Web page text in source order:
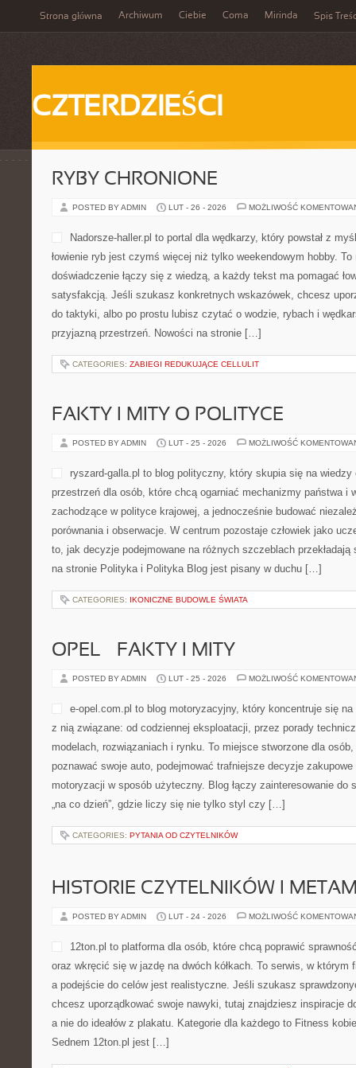
Strona główna Archiwum Ciebie Coma Mirinda Spis
CZTERDZIEŚCI
RYBY CHRONIONE
POSTED BY ADMIN LUT - 26 - 2026 MOŻLIWOŚĆ
Nadorsze-haller.pl to portal dla wędkarzy, który powstał z
łowienie ryb jest czymś więcej niż tylko weekendowym hobby.
doświadczenie łączy się z wiedzą, a każdy tekst ma pomagać
satysfakcją. Jeśli szukasz konkretnych wskazówek, chcesz
do taktyki, albo po prostu lubisz czytać o wodzie, rybach i
przyjazną przestrzeń. Nowości na stronie […]
CATEGORIES: ZABIEGI REDUKUJĄCE CELLULIT
FAKTY I MITY O POLITYCE
POSTED BY ADMIN LUT - 25 - 2026 MOŻLIWOŚĆ
ryszard-galla.pl to blog polityczny, który skupia się na wiedzy
przestrzeń dla osób, które chcą ogarniać mechanizmy państwa i
zachodzące w polityce krajowej, a jednocześnie budować
porównania i obserwacje. W centrum pozostaje człowiek jako
to, jak decyzje podejmowane na różnych szczeblach
na stronie Polityka i Polityka Blog jest pisany w duchu […]
CATEGORIES: IKONICZNE BUDOWLE ŚWIATA
OPEL – FAKTY I MITY
POSTED BY ADMIN LUT - 25 - 2026 MOŻLIWOŚĆ
e-opel.com.pl to blog motoryzacyjny, który koncentruje się
z nią związane: od codziennej eksploatacji, przez porady
modelach, rozwiązaniach i rynku. To miejsce stworzone dla
poznawać swoje auto, podejmować trafniejsze decyzje
motoryzacji w sposób użyteczny. Blog łączy zainteresowanie do
„na co dzień”, gdzie liczy się nie tylko styl czy […]
CATEGORIES: PYTANIA OD CZYTELNIKÓW
HISTORIE CZYTELNIKÓW I
POSTED BY ADMIN LUT - 24 - 2026 MOŻLIWOŚĆ
12ton.pl to platforma dla osób, które chcą poprawić
oraz wkręcić się w jazdę na dwóch kółkach. To serwis, w którym
a podejście do celów jest realistyczne. Jeśli szukasz
chcesz uporządkować swoje nawyki, tutaj znajdziesz inspiracje
a nie do ideałów z plakatu. Kategorie dla każdego to Fitness
Sednem 12ton.pl jest […]